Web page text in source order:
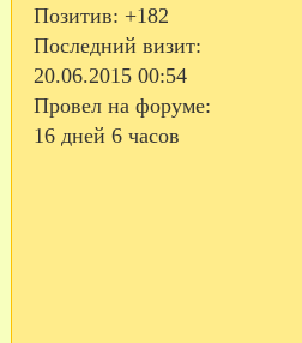
Позитив: +182
Последний визит:
20.06.2015 00:54
Провел на форуме:
16 дней 6 часов